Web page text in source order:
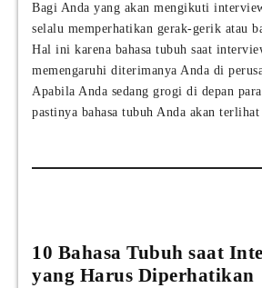
Bagi Anda yang akan mengikuti
selalu memperhatikan gerak-gerik atau
Hal ini karena bahasa tubuh saat
memengaruhi diterimanya Anda di
Apabila Anda sedang grogi di depan
pastinya bahasa tubuh Anda akan
10 Bahasa Tubuh saat
yang Harus Diperhatikan